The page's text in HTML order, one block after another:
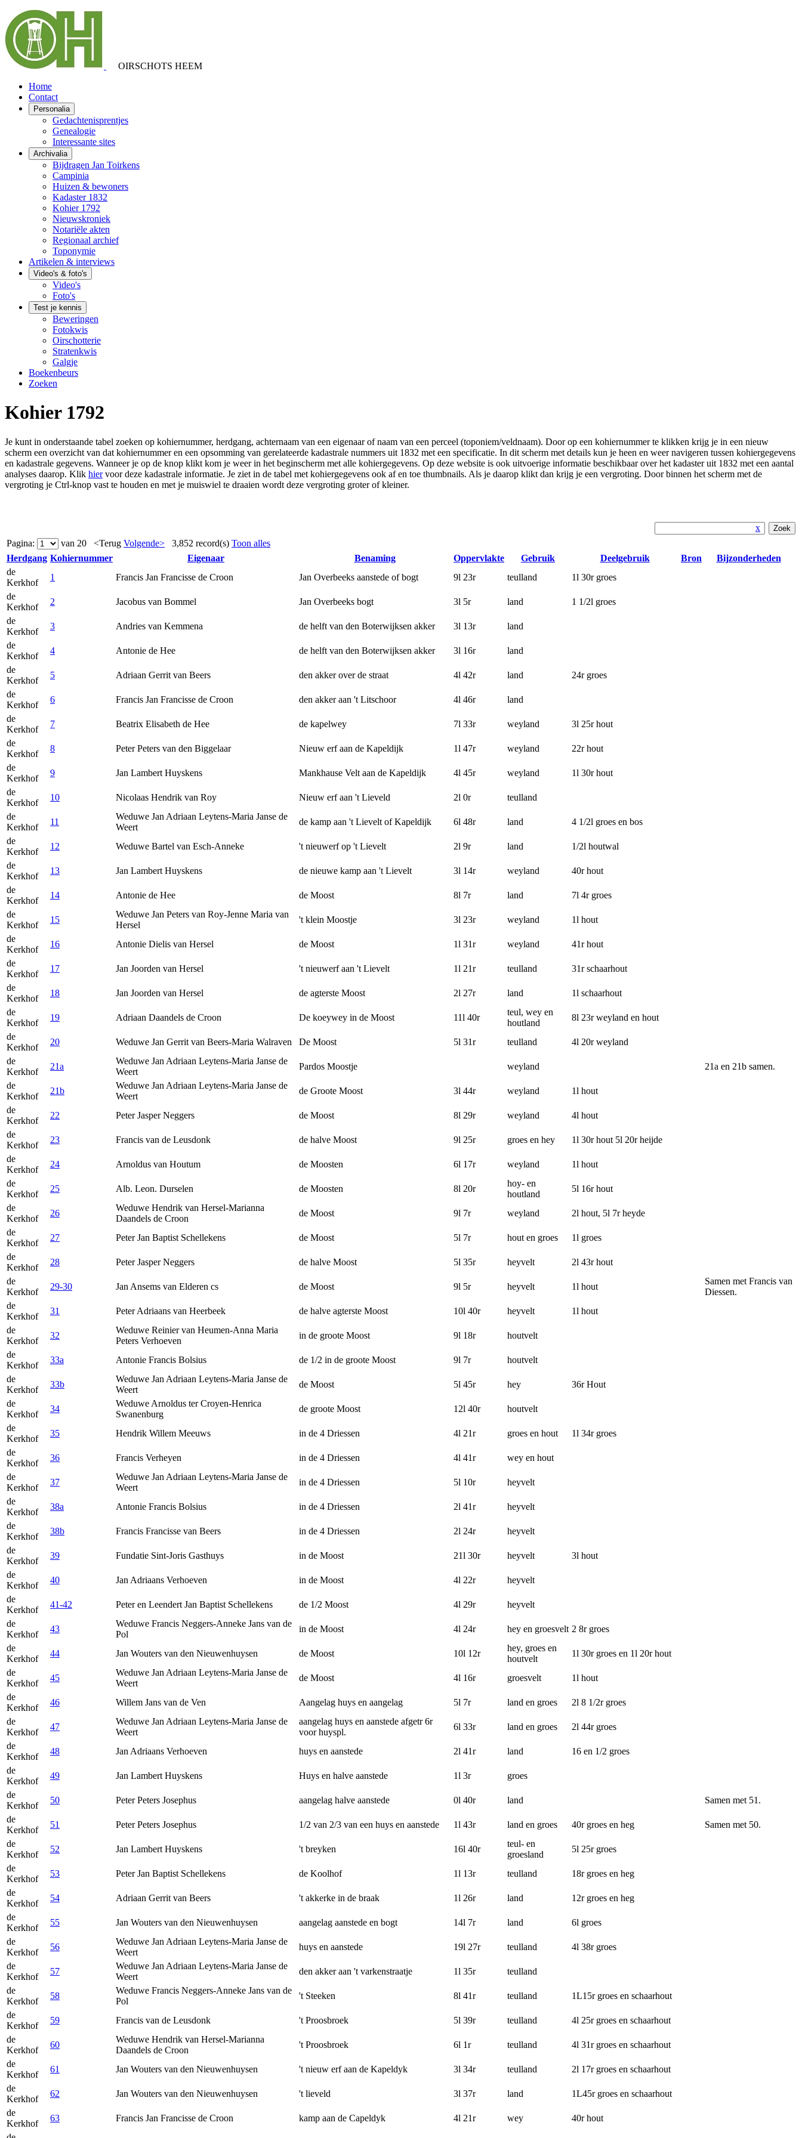
OIRSCHOTS HEEM
Home
Contact
Personalia
Gedachtenisprentjes
Genealogie
Interessante sites
Archivalia
Bijdragen Jan Toirkens
Campinia
Huizen & bewoners
Kadaster 1832
Kohier 1792
Nieuwskroniek
Notariële akten
Regionaal archief
Toponymie
Artikelen & interviews
Video's & foto's
Video's
Foto's
Test je kennis
Beweringen
Fotokwis
Oirschotterie
Stratenkwis
Galgje
Boekenbeurs
Zoeken
Kohier 1792
Je kunt in onderstaande tabel zoeken op kohiernummer, herdgang, achternaam van een eigenaar of naam van een perceel (toponiem/veldnaam). Door op een kohiernummer te klikken krijg je in een nieuw
scherm een overzicht van dat kohiernummer en een opsomming van gerelateerde kadastrale nummers uit 1832 met een specificatie. In dit scherm met details kun je heen en weer navigeren tussen kohiergegevens
en kadastrale gegevens. Wanneer je op de knop klikt kom je weer in het beginscherm met alle kohiergegevens. Op deze website is ook uitvoerige informatie beschikbaar over het kadaster uit 1832 met een aantal
analyses daarop. Klik hiervoor deze kadastrale informatie. Je ziet in de tabel met kohiergegevens ook af en toe thumbnails. Als je daarop klikt dan krijg je een vergroting. Door binnen het scherm met de
vergroting je Ctrl-knop vast te houden en met je muiswiel te draaien wordt deze vergroting groter of kleiner.
x
Pagina:
van 20 <Terug Volgende> 3,852 record(s) Toon alles
Herdgang Kohiernummer Eigenaar Benaming Oppervlakte Gebruik Deelgebruik Bron
Bijzonderheden
de
Kerkhof
1 Francis Jan Francisse de Croon Jan Overbeeks aanstede of bogt 9l 23r teulland
1l 30r groes
de
Kerkhof
2 Jacobus van Bommel Jan Overbeeks bogt 3l 5r land
1 1/2l groes
de
Kerkhof
3 Andries van Kemmena de helft van den Boterwijksen akker 3l 13r
land
de
Kerkhof
4 Antonie de Hee de helft van den Boterwijksen akker 3l 16r
land
de
Kerkhof
5 Adriaan Gerrit van Beers den akker over de straat 4l 42r land
24r groes
de
Kerkhof
6 Francis Jan Francisse de Croon den akker aan 't Litschoor 4l 46r
land
de
Kerkhof
7 Beatrix Elisabeth de Hee de kapelwey 7l 33r weyland
3l 25r hout
de
Kerkhof
8 Peter Peters van den Biggelaar Nieuw erf aan de Kapeldijk 1l 47r weyland
22r hout
de
Kerkhof
9 Jan Lambert Huyskens Mankhause Velt aan de Kapeldijk 4l 45r weyland
1l 30r hout
de
Kerkhof
10 Nicolaas Hendrik van Roy Nieuw erf aan 't Lieveld 2l 0r
teulland
de
Kerkhof
11
Weduwe Jan Adriaan Leytens-Maria Janse de
Weert
de kamp aan 't Lievelt of Kapeldijk 6l 48r land
4 1/2l groes en bos
de
Kerkhof
12 Weduwe Bartel van Esch-Anneke 't nieuwerf op 't Lievelt 2l 9r land
1/2l houtwal
de
Kerkhof
13 Jan Lambert Huyskens de nieuwe kamp aan 't Lievelt 3l 14r weyland
40r hout
de
Kerkhof
14 Antonie de Hee de Moost 8l 7r land
7l 4r groes
de
Kerkhof
15
Weduwe Jan Peters van Roy-Jenne Maria van
Hersel
't klein Moostje 3l 23r weyland
1l hout
de
Kerkhof
16 Antonie Dielis van Hersel de Moost 1l 31r weyland
41r hout
de
Kerkhof
17 Jan Joorden van Hersel 't nieuwerf aan 't Lievelt 1l 21r teulland
31r schaarhout
de
Kerkhof
18 Jan Joorden van Hersel de agterste Moost 2l 27r land
1l schaarhout
de
Kerkhof
19 Adriaan Daandels de Croon De koeywey in de Moost 11l 40r
teul, wey en
houtland
8l 23r weyland en hout
de
Kerkhof
20 Weduwe Jan Gerrit van Beers-Maria Walraven De Moost 5l 31r teulland
4l 20r weyland
de
Kerkhof
21a
Weduwe Jan Adriaan Leytens-Maria Janse de
Weert
Pardos Moostje weyland
21a en 21b samen.
de
Kerkhof
21b
Weduwe Jan Adriaan Leytens-Maria Janse de
Weert
de Groote Moost 3l 44r weyland
1l hout
de
Kerkhof
22 Peter Jasper Neggers de Moost 8l 29r weyland
4l hout
de
Kerkhof
23 Francis van de Leusdonk de halve Moost 9l 25r groes en hey
1l 30r hout 5l 20r heijde
de
Kerkhof
24 Arnoldus van Houtum de Moosten 6l 17r weyland
1l hout
de
Kerkhof
25 Alb. Leon. Durselen de Moosten 8l 20r
hoy- en
houtland
5l 16r hout
de
Kerkhof
26
Weduwe Hendrik van Hersel-Marianna
Daandels de Croon
de Moost 9l 7r weyland
2l hout, 5l 7r heyde
de
Kerkhof
27 Peter Jan Baptist Schellekens de Moost 5l 7r hout en groes
1l groes
de
Kerkhof
28 Peter Jasper Neggers de halve Moost 5l 35r heyvelt
2l 43r hout
de
Kerkhof
29-30 Jan Ansems van Elderen cs de Moost 9l 5r heyvelt 1l hout
Samen met Francis van
Diessen.
de
Kerkhof
31 Peter Adriaans van Heerbeek de halve agterste Moost 10l 40r heyvelt
1l hout
de
Kerkhof
32
Weduwe Reinier van Heumen-Anna Maria
Peters Verhoeven
in de groote Moost 9l 18r
houtvelt
de
Kerkhof
33a Antonie Francis Bolsius de 1/2 in de groote Moost 9l 7r
houtvelt
de
Kerkhof
33b
Weduwe Jan Adriaan Leytens-Maria Janse de
Weert
de Moost 5l 45r hey
36r Hout
de
Kerkhof
34
Weduwe Arnoldus ter Croyen-Henrica
Swanenburg
de groote Moost 12l 40r
houtvelt
de
Kerkhof
35 Hendrik Willem Meeuws in de 4 Driessen 4l 21r groes en hout
1l 34r groes
de
Kerkhof
36 Francis Verheyen in de 4 Driessen 4l 41r
wey en hout
de
Kerkhof
37
Weduwe Jan Adriaan Leytens-Maria Janse de
Weert
in de 4 Driessen 5l 10r
heyvelt
de
Kerkhof
38a Antonie Francis Bolsius in de 4 Driessen 2l 41r
heyvelt
de
Kerkhof
38b Francis Francisse van Beers in de 4 Driessen 2l 24r
heyvelt
de
Kerkhof
39 Fundatie Sint-Joris Gasthuys in de Moost 21l 30r heyvelt
3l hout
de
Kerkhof
40 Jan Adriaans Verhoeven in de Moost 4l 22r
heyvelt
de
Kerkhof
41-42 Peter en Leendert Jan Baptist Schellekens de 1/2 Moost 4l 29r
heyvelt
de
Kerkhof
43
Weduwe Francis Neggers-Anneke Jans van de
Pol
in de Moost 4l 24r hey en groesvelt 2 8r groes
de
Kerkhof
44 Jan Wouters van den Nieuwenhuysen de Moost 10l 12r
hey, groes en
houtvelt
1l 30r groes en 1l 20r hout
de
Kerkhof
45
Weduwe Jan Adriaan Leytens-Maria Janse de
Weert
de Moost 4l 16r groesvelt
1l hout
de
Kerkhof
46 Willem Jans van de Ven Aangelag huys en aangelag 5l 7r land en groes
2l 8 1/2r groes
de
Kerkhof
47
Weduwe Jan Adriaan Leytens-Maria Janse de
Weert
aangelag huys en aanstede afgetr 6r
voor huyspl.
6l 33r land en groes
2l 44r groes
de
Kerkhof
48 Jan Adriaans Verhoeven huys en aanstede 2l 41r land
16 en 1/2 groes
de
Kerkhof
49 Jan Lambert Huyskens Huys en halve aanstede 1l 3r
groes
de
Kerkhof
50 Peter Peters Josephus aangelag halve aanstede 0l 40r land
Samen met 51.
de
Kerkhof
51 Peter Peters Josephus 1/2 van 2/3 van een huys en aanstede 1l 43r land en groes 40r groes en heg
Samen met 50.
de
Kerkhof
52 Jan Lambert Huyskens 't breyken 16l 40r
teul- en
groesland
5l 25r groes
de
Kerkhof
53 Peter Jan Baptist Schellekens de Koolhof 1l 13r teulland
18r groes en heg
de
Kerkhof
54 Adriaan Gerrit van Beers 't akkerke in de braak 1l 26r land
12r groes en heg
de
Kerkhof
55 Jan Wouters van den Nieuwenhuysen aangelag aanstede en bogt 14l 7r land
6l groes
de
Kerkhof
56
Weduwe Jan Adriaan Leytens-Maria Janse de
Weert
huys en aanstede 19l 27r teulland
4l 38r groes
de
Kerkhof
57
Weduwe Jan Adriaan Leytens-Maria Janse de
Weert
den akker aan 't varkenstraatje 1l 35r
teulland
de
Kerkhof
58
Weduwe Francis Neggers-Anneke Jans van de
Pol
't Steeken 8l 41r teulland
1L15r groes en schaarhout
de
Kerkhof
59 Francis van de Leusdonk 't Proosbroek 5l 39r teulland
4l 25r groes en schaarhout
de
Kerkhof
60
Weduwe Hendrik van Hersel-Marianna
Daandels de Croon
't Proosbroek 6l 1r teulland
4l 31r groes en schaarhout
de
Kerkhof
61 Jan Wouters van den Nieuwenhuysen 't nieuw erf aan de Kapeldyk 3l 34r teulland
2l 17r groes en schaarhout
de
Kerkhof
62 Jan Wouters van den Nieuwenhuysen 't lieveld 3l 37r land
1L45r groes en schaarhout
de
Kerkhof
63 Francis Jan Francisse de Croon kamp aan de Capeldyk 4l 21r wey
40r hout